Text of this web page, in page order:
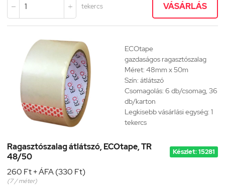
  tekercs VÁSÁRLÁS
ECOtape
gazdaságos ragasztószalag
Méret: 48mm x 50m
Szín: átlátszó
Csomagolás: 6 db/csomag, 36
db/karton
Legkisebb vásárlási egység: 1
tekercs
Ragasztószalag átlátszó, ECOtape, TR
48/50
Készlet: 15281
260 Ft + ÁFA (330 Ft)
(7 / méter)